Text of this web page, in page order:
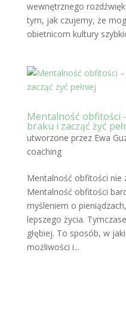
wewnętrznego
tym, jak czujemy, że
obietnicom kultury
Mentalność obfitości
braku i zacząć żyć
utworzone przez Ewa
coaching
Mentalność obfitości nie
Mentalność obfitości
myśleniem o
lepszego życia.
głębiej. To sposób, w
możliwości i...